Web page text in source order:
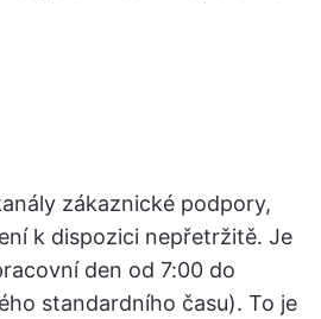
zákaznické podpory,
k dispozici nepřetržitě. Je
den od 7:00 do
standardního času). To je